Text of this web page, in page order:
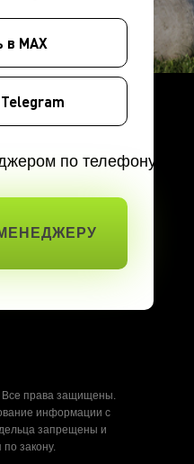
в MAX
по телефону
Все права защищены.
информации с
запрещены и
по закону.